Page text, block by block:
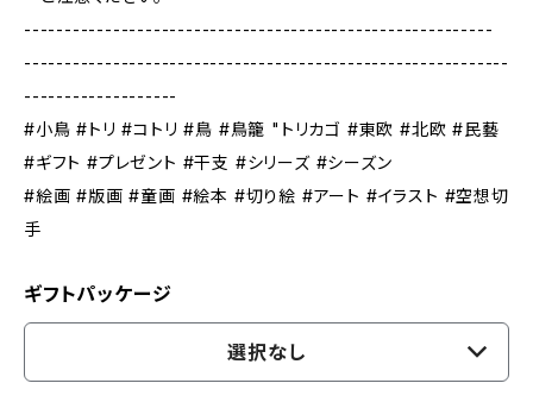
----------------------------------------------------------
------------------------------------------------------------
-------------------
#小鳥 #トリ #コトリ #鳥 #鳥籠 "トリカゴ #東欧 #北欧 #民藝
#ギフト #プレゼント #干支 #シリーズ #シーズン
#絵画 #版画 #童画 #絵本 #切り絵 #アート #イラスト #空想切
手
ギフトパッケージ
選択なし